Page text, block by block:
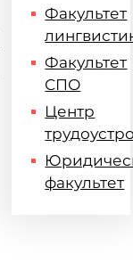
Факультет
Факультет
СПО
Центр
факультет